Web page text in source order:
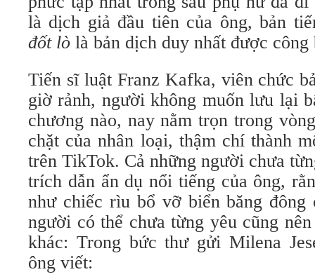
là dịch giả đầu tiên của ông, bản
đốt lò là bản dịch duy nhất được
Tiến sĩ luật Franz Kafka, viên chức
giờ rảnh, người không muốn lưu lại
chương nào, nay nằm trọn trong
chặt của nhân loại, thậm chí thành
trên TikTok. Cả những người chưa
trích dẫn ẩn dụ nổi tiếng của ông,
như chiếc rìu bổ vỡ biển băng đông
người có thể chưa từng yêu cũng
khác: Trong bức thư gửi Milena
ông viết: